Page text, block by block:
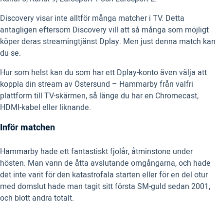
Discovery visar inte alltför många matcher i TV. Detta
antagligen eftersom Discovery vill att så många som möjligt
köper deras streamingtjänst Dplay. Men just denna match kan
du se.
Hur som helst kan du som har ett Dplay-konto även välja att
koppla din stream av Östersund – Hammarby från valfri
plattform till TV-skärmen, så länge du har en Chromecast,
HDMI-kabel eller liknande.
Inför matchen
Hammarby hade ett fantastiskt fjolår, åtminstone under
hösten. Man vann de åtta avslutande omgångarna, och hade
det inte varit för den katastrofala starten eller för en del otur
med domslut hade man tagit sitt första SM-guld sedan 2001,
och blott andra totalt.